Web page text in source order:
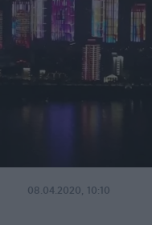
08.04.2020, 10:10